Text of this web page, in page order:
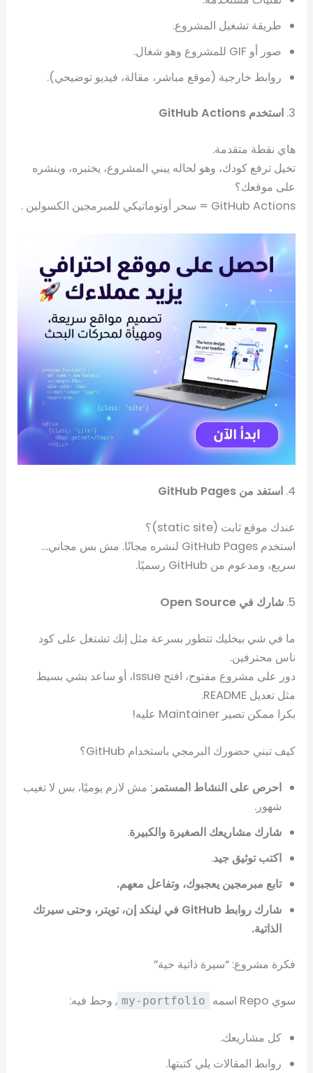
طريقة تشغيل المشروع.
صور أو GIF للمشروع وهو شغال.
روابط خارجية (موقع مباشر، مقالة، فيديو توضيحي).
3. استخدم GitHub Actions
هاي نقطة متقدمة.
تخيل ترفع كودك، وهو لحاله يبني المشروع، يختبره، وينشره
على موقعك؟
GitHub Actions = سحر أوتوماتيكي للمبرمجين الكسولين .
4. استفد من GitHub Pages
عندك موقع ثابت (static site)؟
استخدم GitHub Pages لنشره مجانًا. مش بس مجاني…
سريع، ومدعوم من GitHub رسميًا.
5. شارك في Open Source
ما في شي بيخليك تتطور بسرعة مثل إنك تشتغل على كود
ناس محترفين.
دور على مشروع مفتوح، افتح Issue، أو ساعد بشي بسيط
مثل تعديل README.
بكرا ممكن تصير Maintainer عليه!
كيف تبني حضورك البرمجي باستخدام GitHub؟
احرص على النشاط المستمر: مش لازم يوميًا، بس لا تغيب
شهور.
شارك مشاريعك الصغيرة والكبيرة.
اكتب توثيق جيد.
تابع مبرمجين يعجبوك، وتفاعل معهم.
شارك روابط GitHub في لينكد إن، تويتر، وحتى سيرتك
الذاتية.
فكرة مشروع: “سيرة ذاتية حية”
سوي Repo اسمه my-portfolio , وحط فيه:
كل مشاريعك.
روابط المقالات يلي كتبتها.